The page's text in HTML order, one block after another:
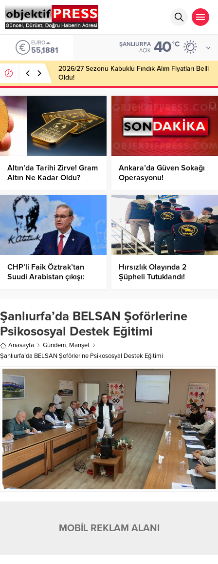
ALTIN
6.660,55
ŞANLIURFA
AÇIK 40°C
Haliliye Belediyesi Her Gün 4 Bin 898 Kişiye Sıcak
Yemek Ulaştırıyor!
Altın’da Tarihi Zirve! Gram
Altın Ne Kadar Oldu?
Ankara’da Güven Sokağı
Operasyonu!
CHP’li Faik Öztrak’tan
Suudi Arabistan çıkışı:
Hırsızlık Olayında 2
Şüpheli Tutuklandı!
Şanlıurfa’da BELSAN Şoförlerine
Psikososyal Destek Eğitimi
Anasayfa Gündem, Manşet
Şanlıurfa’da BELSAN Şoförlerine Psikososyal Destek Eğitimi
MOBİL REKLAM ALANI